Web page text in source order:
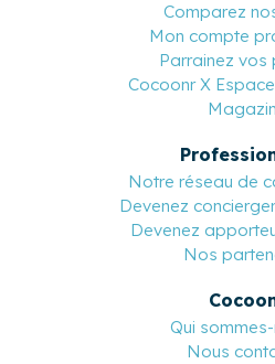
Comparez
Mon compte
Parrainez vos
Cocoonr X
Notre réseau de
Devenez
Devenez
Nos
Qui
Nous